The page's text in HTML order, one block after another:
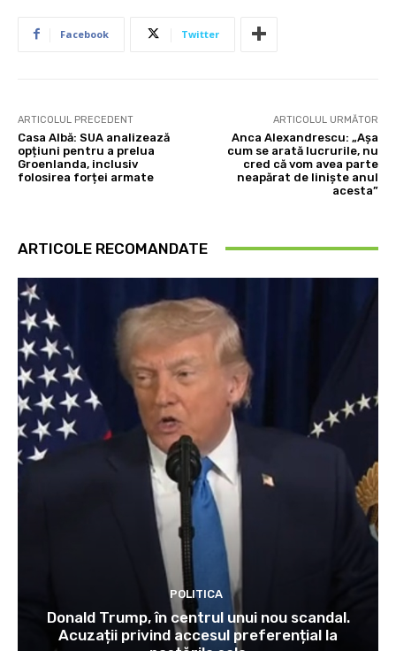
Facebook Twitter
ARTICOLUL PRECEDENT
Casa Albă: SUA analizează
opțiuni pentru a prelua
Groenlanda, inclusiv
folosirea forței armate
ARTICOLUL URMĂTOR
Anca Alexandrescu: „Așa
cum se arată lucrurile, nu
cred că vom avea parte
neapărat de liniște anul
acesta”
ARTICOLE RECOMANDATE
POLITICA
Donald Trump, în centrul unui nou scandal.
Acuzații privind accesul preferențial la